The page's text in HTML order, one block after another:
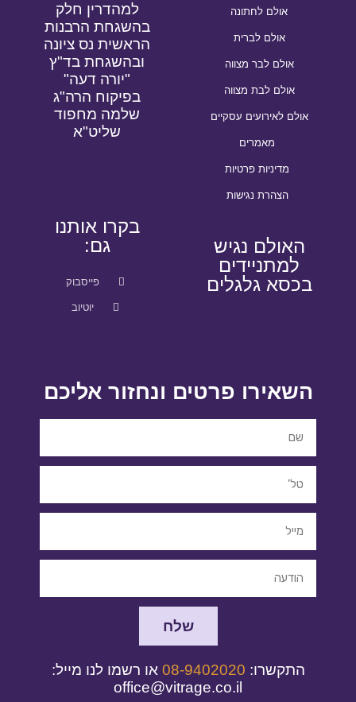
אולם לחתונה
אולם לברית
אולם לבר מצווה
אולם לבת מצווה
אולם לאירועים עסקיים
מאמרים
מדיניות פרטיות
הצהרת נגישות
האולם נגיש
למתניידים
בכסא גלגלים
למהדרין חלק
בהשגחת הרבנות
הראשית נס ציונה
ובהשגחת בד"ץ
"יורה דעה"
בפיקוח הרה"ג
שלמה מחפוד
שליט"א
בקרו אותנו
גם:
פייסבוק
יוטיוב
השאירו פרטים ונחזור אליכם
שלח
התקשרו: 08-9402020 או רשמו לנו מייל:
office@vitrage.co.il